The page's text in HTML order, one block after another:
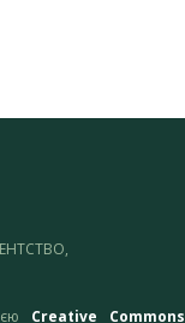
Creative Commons